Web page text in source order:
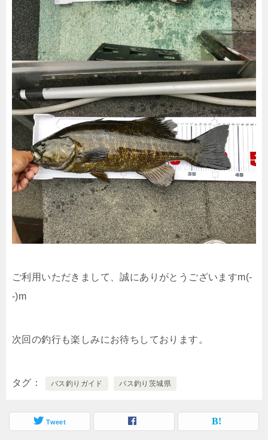
ご利用いただきまして、誠にありがとうございますm(-
-)m
次回の釣行も楽しみにお待ちしております。
タグ バス釣りガイド バス釣り茨城県
Tweet